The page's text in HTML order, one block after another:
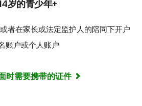
岁的青少年+
者在家长或法定监护人的陪同下开户
账户或个人账户
时需要携带的证件